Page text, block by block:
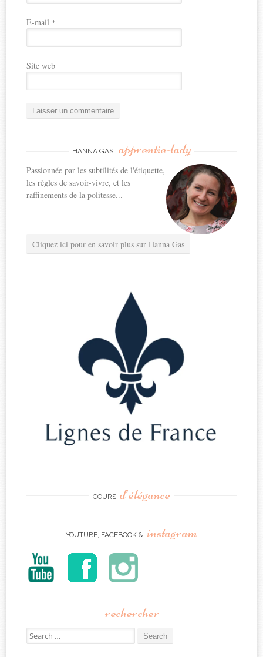
E-mail *
Site web
HANNA GAS, apprentie-lady
Passionnée par les subtilités de l'étiquette,
les règles de savoir-vivre, et les
raffinements de la politesse...
Cliquez ici pour en savoir plus sur Hanna Gas
COURS d’élégance
YOUTUBE, FACEBOOK & instagram
rechercher
Search
for: